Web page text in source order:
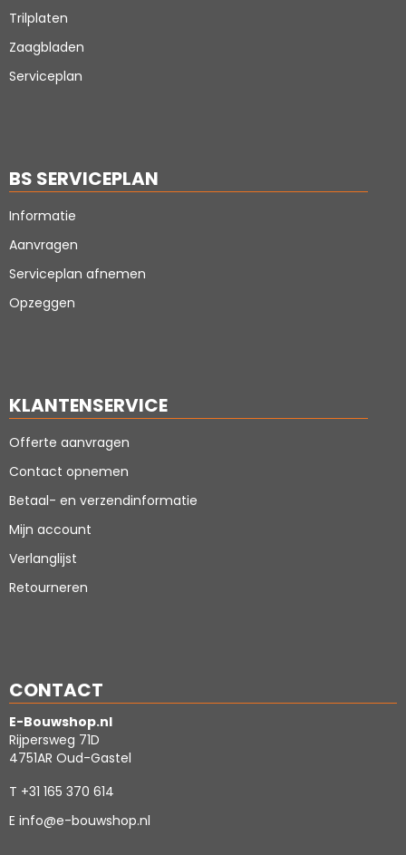
Trilplaten
Zaagbladen
Serviceplan
BS SERVICEPLAN
Informatie
Aanvragen
Serviceplan afnemen
Opzeggen
KLANTENSERVICE
Offerte aanvragen
Contact opnemen
Betaal- en verzendinformatie
Mijn account
Verlanglijst
Retourneren
CONTACT
E-Bouwshop.nl
Rijpersweg 71D
4751AR Oud-Gastel
T +31 165 370 614
E info@e-bouwshop.nl